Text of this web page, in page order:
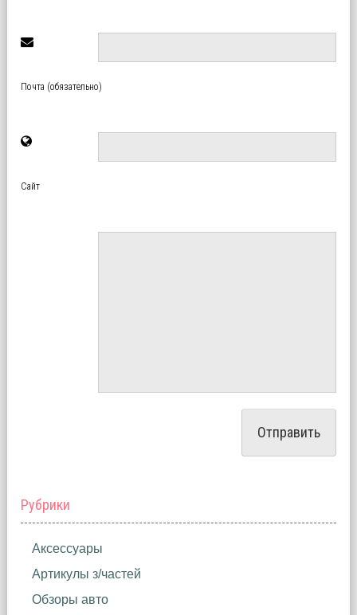
Почта (обязательно)
Сайт
Рубрики
Аксессуары
Артикулы з/частей
Обзоры авто